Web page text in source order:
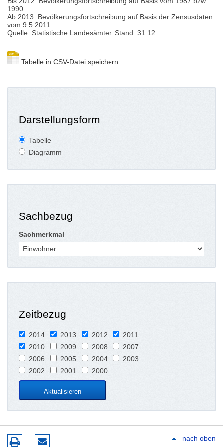
1990.
Ab 2013: Bevölkerungsfortschreibung auf Basis der Zensusdaten
vom 9.5.2011.
Quelle: Statistische Landesämter. Stand: 31.12.
Tabelle in CSV-Datei speichern
Darstellungsform
Tabelle
Diagramm
Sachbezug
Sachmerkmal
Zeitbezug
2014 2013 2012
2011
2010
2009 2008
2007
2006
2005 2004
2003
2002
2001 2000
nach oben